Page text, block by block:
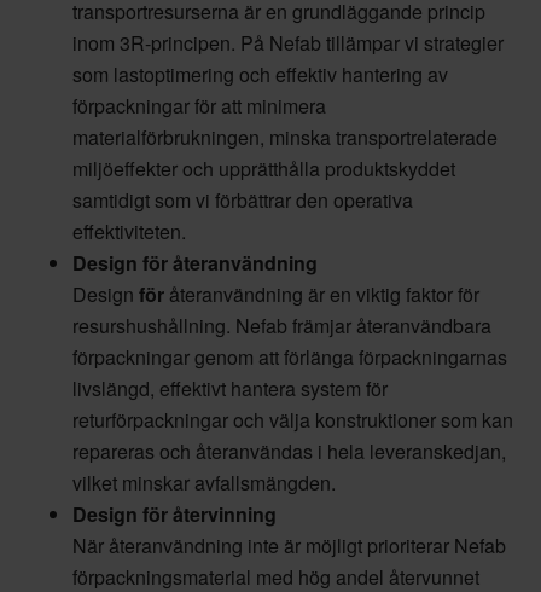
transportresurserna är en grundläggande princip
inom 3R-principen. På Nefab tillämpar vi strategier
som lastoptimering och effektiv hantering av
förpackningar för att minimera
materialförbrukningen, minska transportrelaterade
miljöeffekter och upprätthålla produktskyddet
samtidigt som vi förbättrar den operativa
effektiviteten.
Design för återanvändning
Design för återanvändning är en viktig faktor för
resurshushållning. Nefab främjar återanvändbara
förpackningar genom att förlänga förpackningarnas
livslängd, effektivt hantera system för
returförpackningar och välja konstruktioner som kan
repareras och återanvändas i hela leveranskedjan,
vilket minskar avfallsmängden.
Design för återvinning
När återanvändning inte är möjligt prioriterar Nefab
förpackningsmaterial med hög andel återvunnet